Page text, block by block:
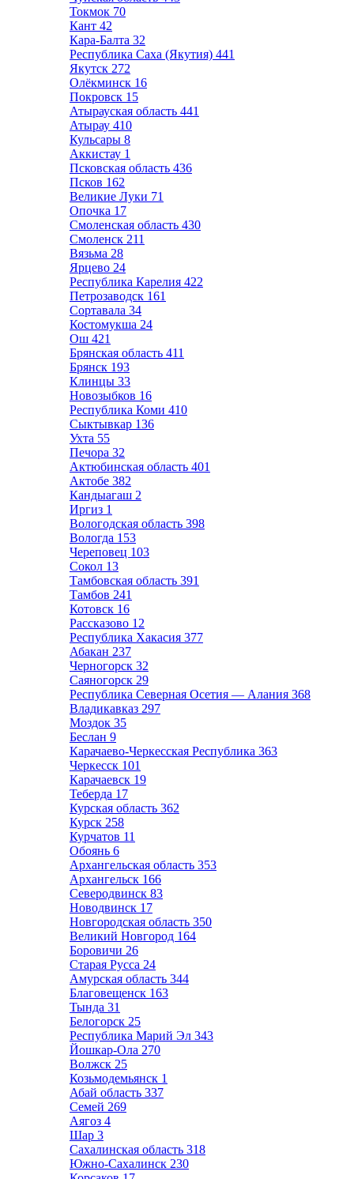
Токмок 70
Кант 42
Кара-Балта 32
Республика Саха (Якутия) 441
Якутск 272
Олёкминск 16
Покровск 15
Атырауская область 441
Атырау 410
Кульсары 8
Аккистау 1
Псковская область 436
Псков 162
Великие Луки 71
Опочка 17
Смоленская область 430
Смоленск 211
Вязьма 28
Ярцево 24
Республика Карелия 422
Петрозаводск 161
Сортавала 34
Костомукша 24
Ош 421
Брянская область 411
Брянск 193
Клинцы 33
Новозыбков 16
Республика Коми 410
Сыктывкар 136
Ухта 55
Печора 32
Актюбинская область 401
Актобе 382
Кандыагаш 2
Иргиз 1
Вологодская область 398
Вологда 153
Череповец 103
Сокол 13
Тамбовская область 391
Тамбов 241
Котовск 16
Рассказово 12
Республика Хакасия 377
Абакан 237
Черногорск 32
Саяногорск 29
Республика Северная Осетия — Алания 368
Владикавказ 297
Моздок 35
Беслан 9
Карачаево-Черкесская Республика 363
Черкесск 101
Карачаевск 19
Теберда 17
Курская область 362
Курск 258
Курчатов 11
Обоянь 6
Архангельская область 353
Архангельск 166
Северодвинск 83
Новодвинск 17
Новгородская область 350
Великий Новгород 164
Боровичи 26
Старая Русса 24
Амурская область 344
Благовещенск 163
Тында 31
Белогорск 25
Республика Марий Эл 343
Йошкар-Ола 270
Волжск 25
Козьмодемьянск 1
Абай область 337
Семей 269
Аягоз 4
Шар 3
Сахалинская область 318
Южно-Сахалинск 230